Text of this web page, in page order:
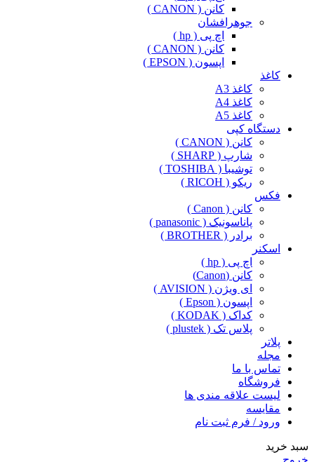
کانن ( CANON )
جوهرافشان
اچ پی ( hp )
کانن ( CANON )
اپسون ( EPSON )
کاغذ
کاغذ A3
کاغذ A4
کاغذ A5
دستگاه کپی
کانن ( CANON )
شارپ ( SHARP )
توشیبا ( TOSHIBA )
ریکو ( RICOH )
فکس
کانن ( Canon )
پاناسونیک ( panasonic )
برادر ( BROTHER )
اسکنر
اچ پی ( hp )
کانن (Canon)
ای ویژن ( AVISION )
اپسون ( Epson )
کداک ( KODAK )
پلاس تک ( plustek )
پلاتر
مجله
تماس با ما
فروشگاه
لیست علاقه مندی ها
مقایسه
ورود / فرم ثبت نام
سبد خرید
خروج